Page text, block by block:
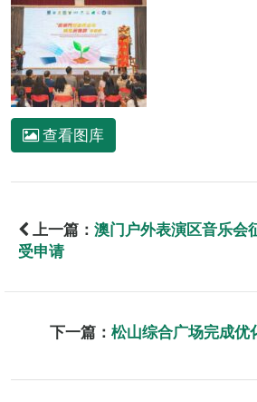
查看图库
上一篇： 澳门户外表演区音乐会
受申请
下一篇： 松山综合广场完成优